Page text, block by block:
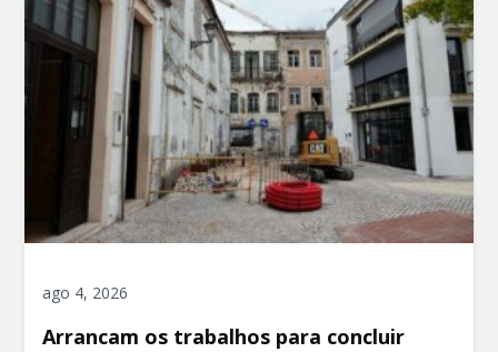
ago 4, 2026
Arrancam os trabalhos para concluir